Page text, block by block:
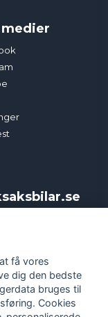
medier
få vores
dig den bedste
bruges til
Cookies